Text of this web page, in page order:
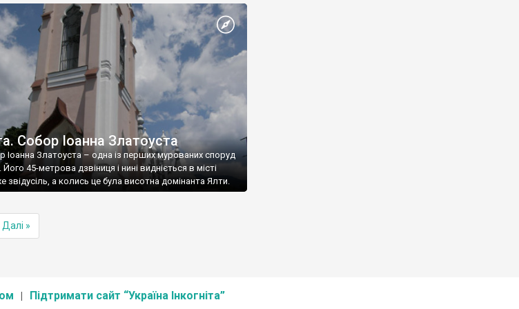
Собор Іоанна Златоуста
Іоанна Златоуста – одна із перших мурованих споруд
45-метрова дзвіниця і нині видніється в місті
звідусіль, а колись це була висотна домінанта Ялти.
Далі »
Підтримати сайт “Україна Інкогніта”